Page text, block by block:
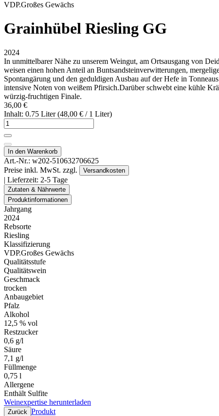
VDP.Großes Gewächs
Grainhübel Riesling GG
2024
In unmittelbarer Nähe zu unserem Weingut, am Ortsausgang von
weisen einen hohen Anteil an Buntsandsteinverwitterungen,
Spontangärung und den geduldigen Ausbau auf der Hefe in
intensive Noten von weißem Pfirsich.Darüber schwebt eine kühle
würzig-fruchtigen Finale.
36,00 €
Inhalt: 0.75 Liter (48,00 € / 1 Liter)
In den Warenkorb
Art.-Nr.: w202-510632706625
Preise inkl. MwSt. zzgl.
Versandkosten
| Lieferzeit: 2-5 Tage
Zutaten & Nährwerte
Produktinformationen
Jahrgang
2024
Rebsorte
Riesling
Klassifizierung
VDP.Großes Gewächs
Qualitätsstufe
Qualitätswein
Geschmack
trocken
Anbaugebiet
Pfalz
Alkohol
12,5 % vol
Restzucker
0,6 g/l
Säure
7,1 g/l
Füllmenge
0,75 l
Allergene
Enthält Sulfite
Weinexpertise herunterladen
Zurück Produkt